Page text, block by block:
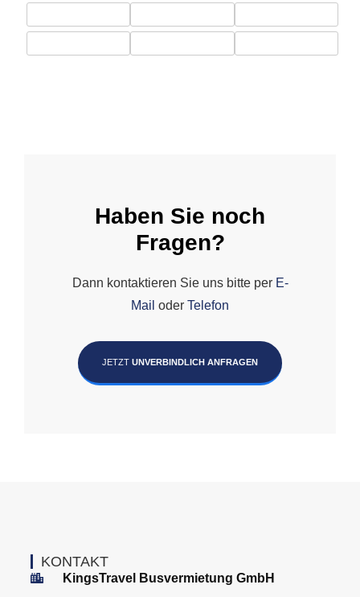
Haben Sie noch
Fragen?
Dann kontaktieren Sie uns bitte per E-
Mail oder Telefon
JETZT UNVERBINDLICH ANFRAGEN
KONTAKT
KingsTravel Busvermietung GmbH